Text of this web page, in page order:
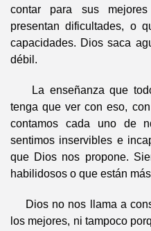
contar para sus
presentan dificultades, o
capacidades. Dios saca
débil.
La enseñanza que
tenga que ver con eso,
contamos cada uno de
sentimos inservibles e
que Dios nos propone.
habilidosos o que están
Dios no nos llama a
los mejores, ni tampoco